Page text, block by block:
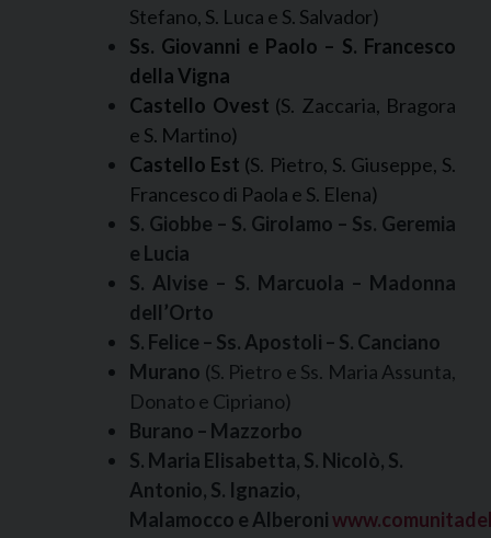
Stefano, S. Luca e S. Salvador)
Ss. Giovanni e Paolo – S. Francesco
della Vigna
Castello Ovest (S. Zaccaria, Bragora
e S. Martino)
Castello Est (S. Pietro, S. Giuseppe, S.
Francesco di Paola e S. Elena)
S. Giobbe – S. Girolamo – Ss. Geremia
e Lucia
S. Alvise – S. Marcuola – Madonna
dell’Orto
S. Felice – Ss. Apostoli – S. Canciano
Murano (S. Pietro e Ss. Maria Assunta,
Donato e Cipriano)
Burano – Mazzorbo
S. Maria Elisabetta, S. Nicolò, S.
Antonio, S. Ignazio,
Malamocco e Alberoni